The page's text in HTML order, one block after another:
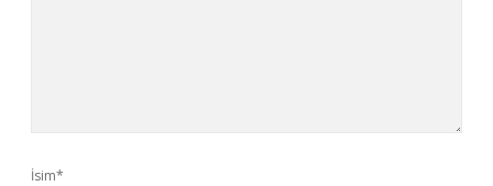
İsim*